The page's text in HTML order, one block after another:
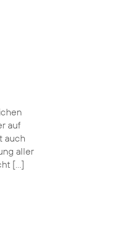
auf
auch
aller
[…]